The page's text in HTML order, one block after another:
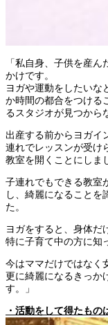
「私自身、子供を産
かけです。
ヨガや運動をしたいな
か時間の都合をつける
るスタジオが見つから
出産する前からヨガイ
連れでレッスンが受け
教室を開くことにしま
子連れでもできる教室
し、綺麗になることを
た。
ヨガをすると、身体だ
特に子育て中の方に知
今はママだけではなく
更に綺麗になるきっか
す。」
・活動をして得たもの